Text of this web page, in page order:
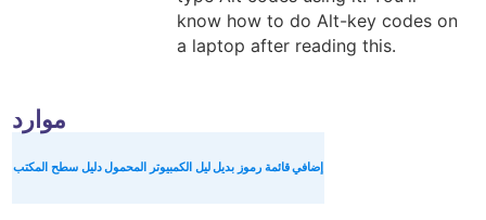
know how to do Alt-key codes on
a laptop after reading this.
موارد
دليل سطح المكتبليل الكمبيوتر المحمولقائمة رموز بديلإضافي